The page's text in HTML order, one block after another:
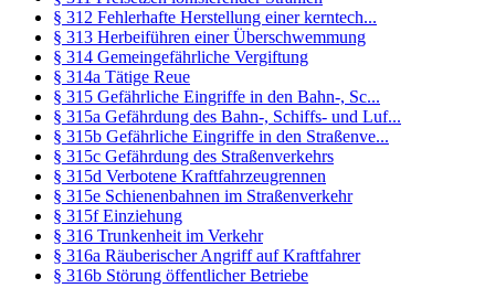
§ 312 Fehlerhafte Herstellung einer kerntech...
§ 313 Herbeiführen einer Überschwemmung
§ 314 Gemeingefährliche Vergiftung
§ 314a Tätige Reue
§ 315 Gefährliche Eingriffe in den Bahn-, Sc...
§ 315a Gefährdung des Bahn-, Schiffs- und Luf...
§ 315b Gefährliche Eingriffe in den Straßenve...
§ 315c Gefährdung des Straßenverkehrs
§ 315d Verbotene Kraftfahrzeugrennen
§ 315e Schienenbahnen im Straßenverkehr
§ 315f Einziehung
§ 316 Trunkenheit im Verkehr
§ 316a Räuberischer Angriff auf Kraftfahrer
§ 316b Störung öffentlicher Betriebe